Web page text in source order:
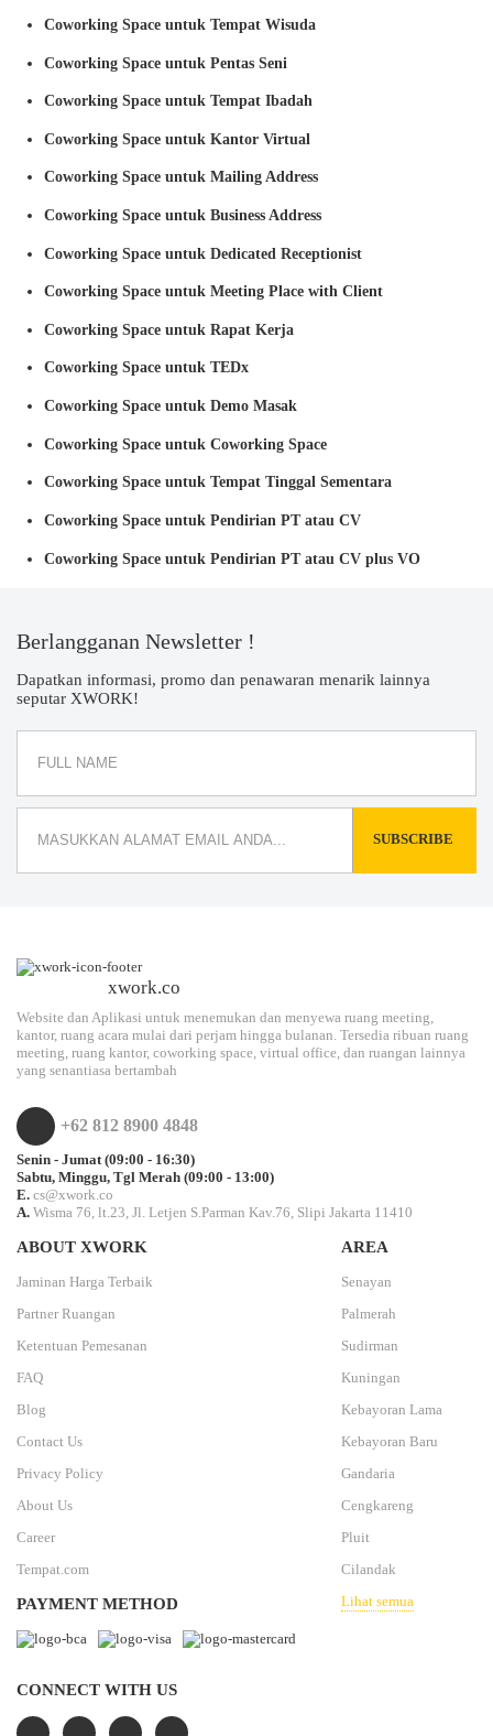
Coworking Space untuk Tempat Wisuda
Coworking Space untuk Pentas Seni
Coworking Space untuk Tempat Ibadah
Coworking Space untuk Kantor Virtual
Coworking Space untuk Mailing Address
Coworking Space untuk Business Address
Coworking Space untuk Dedicated Receptionist
Coworking Space untuk Meeting Place with Client
Coworking Space untuk Rapat Kerja
Coworking Space untuk TEDx
Coworking Space untuk Demo Masak
Coworking Space untuk Coworking Space
Coworking Space untuk Tempat Tinggal Sementara
Coworking Space untuk Pendirian PT atau CV
Coworking Space untuk Pendirian PT atau CV plus VO
Berlangganan Newsletter !
Dapatkan informasi, promo dan penawaran menarik lainnya
seputar XWORK!
SUBSCRIBE
xwork.co
Website dan Aplikasi untuk menemukan dan menyewa ruang meeting,
kantor, ruang acara mulai dari perjam hingga bulanan. Tersedia ribuan ruang
meeting, ruang kantor, coworking space, virtual office, dan ruangan lainnya
yang senantiasa bertambah
+62 812 8900 4848
Senin - Jumat (09:00 - 16:30)
Sabtu, Minggu, Tgl Merah (09:00 - 13:00)
E. cs@xwork.co
A. Wisma 76, lt.23, Jl. Letjen S.Parman Kav.76, Slipi Jakarta 11410
ABOUT XWORK
Jaminan Harga Terbaik
Partner Ruangan
Ketentuan Pemesanan
FAQ
Blog
Contact Us
Privacy Policy
About Us
Career
Tempat.com
PAYMENT METHOD
CONNECT WITH US
AREA
Senayan
Palmerah
Sudirman
Kuningan
Kebayoran Lama
Kebayoran Baru
Gandaria
Cengkareng
Pluit
Cilandak
Lihat semua